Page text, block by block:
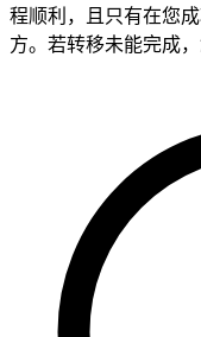
程顺利，且只有在您
方。若转移未能完成